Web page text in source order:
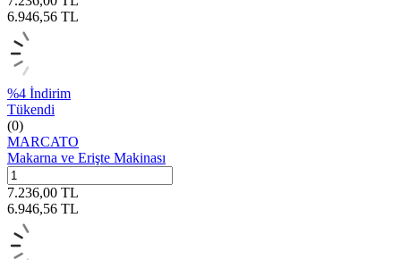
6.946,56 TL
%4 İndirim
Tükendi
(0)
MARCATO
Makarna ve Erişte Makinası
7.236,00 TL
6.946,56 TL